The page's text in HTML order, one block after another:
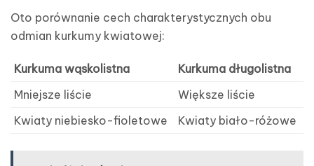
Oto porównanie cech charakterystycznych obu
odmian kurkumy kwiatowej:
Kurkuma wąskolistna
Kurkuma długolistna
Mniejsze liście
Większe liście
Kwiaty niebiesko-fioletowe
Kwiaty biało-różowe